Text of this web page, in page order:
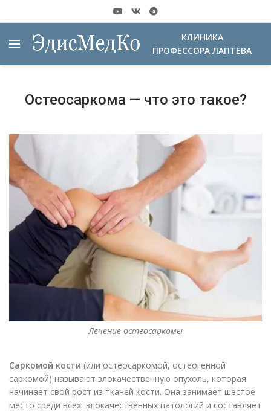
КЛИНИКА
ПРОФЕССОРА ЛАПТЕВА
Остеосаркома — что это такое?
Лечение остеосаркомы
Саркомой кости (или остеосаркомой, остеогенной
саркомой) называют злокачественную опухоль, которая
начинает свой рост из тканей кости. Она занимает шестое
место среди всех злокачественных патологий и составляет